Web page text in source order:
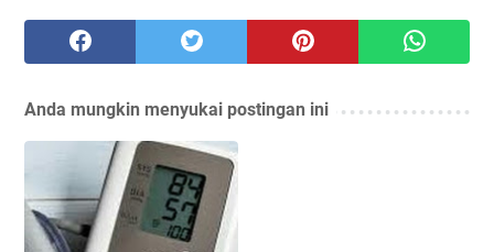
Anda mungkin menyukai postingan ini